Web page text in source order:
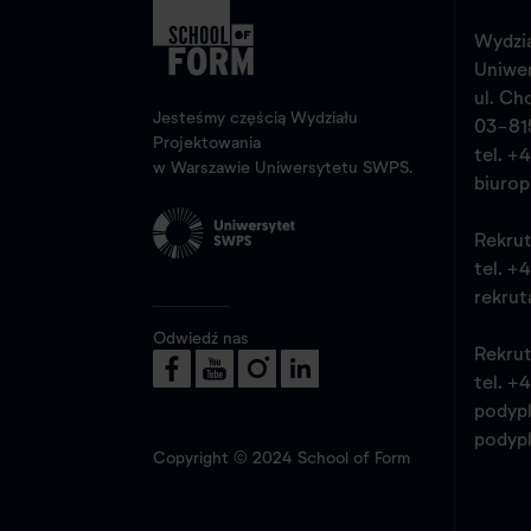
Jesteśmy częścią Wydziału
Projektowania
w Warszawie Uniwersytetu SWPS.
Odwiedź nas
Copyright © 2024 School of Form
ul.
03-
tel.
tel.
tel.